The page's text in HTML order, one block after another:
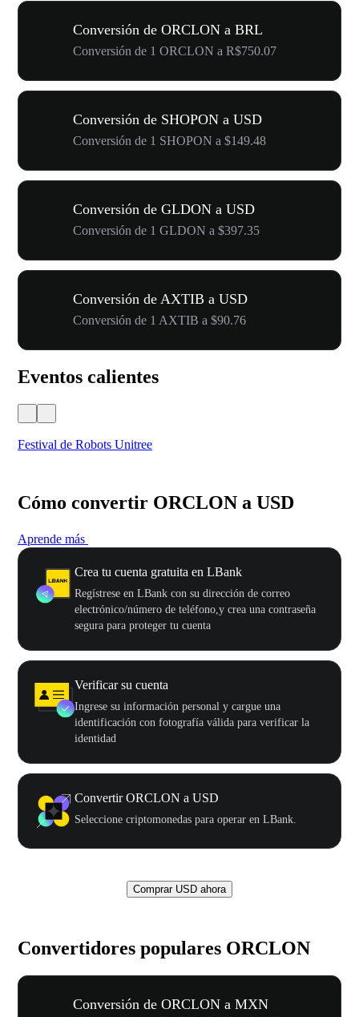
Conversión de ORCLON a BRL
Conversión de 1 ORCLON a R$750.07
Conversión de SHOPON a USD
Conversión de 1 SHOPON a $149.48
Conversión de GLDON a USD
Conversión de 1 GLDON a $397.35
Conversión de AXTIB a USD
Conversión de 1 AXTIB a $90.76
Eventos calientes
Festival de Robots Unitree
Cómo convertir ORCLON a USD
Aprende más
Crea tu cuenta gratuita en LBank
Regístrese en LBank con su dirección de correo
electrónico/número de teléfono,y crea una contraseña
segura para proteger tu cuenta
Verificar su cuenta
Ingrese su información personal y cargue una
identificación con fotografía válida para verificar la
identidad
Convertir ORCLON a USD
Seleccione criptomonedas para operar en LBank.
Comprar USD ahora
Convertidores populares ORCLON
Conversión de ORCLON a MXN